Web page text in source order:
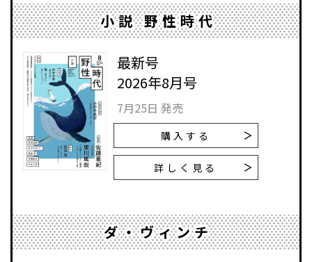
小説 野性時代
最新号
2026年8月号
7月25日 発売
購入する
詳しく見る
ダ・ヴィンチ